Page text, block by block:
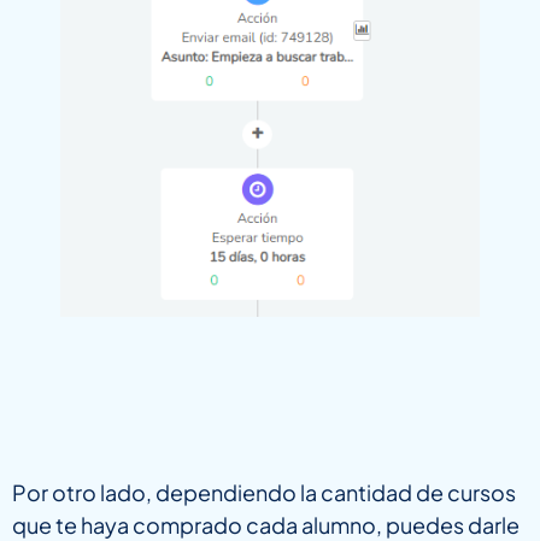
Por otro lado, dependiendo la cantidad de cursos
que te haya comprado cada alumno, puedes darle